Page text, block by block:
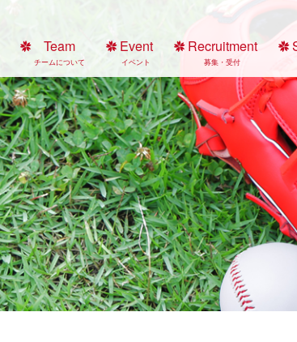
Team
チームについて
Event
イベント
Recruitment
募集・受付